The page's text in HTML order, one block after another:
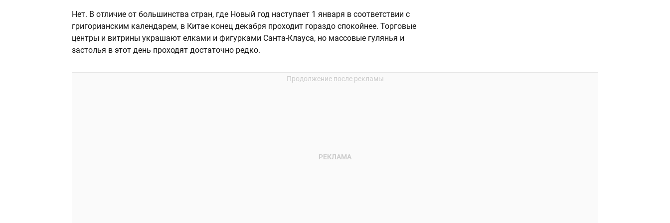
Нет. В отличие от большинства стран, где Новый год наступает 1 января в соответствии с
григорианским календарем, в Китае конец декабря проходит гораздо спокойнее. Торговые
центры и витрины украшают елками и фигурками Санта-Клауса, но массовые гулянья и
застолья в этот день проходят достаточно редко.